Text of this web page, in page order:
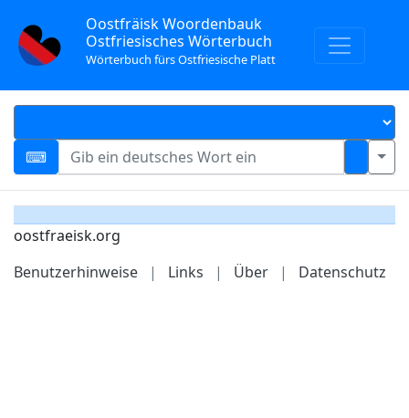
Oostfräisk Woordenbauk
Ostfriesisches Wörterbuch
Wörterbuch fürs Ostfriesische Platt
oostfraeisk.org
Benutzerhinweise
| Links | Über | Datenschutz